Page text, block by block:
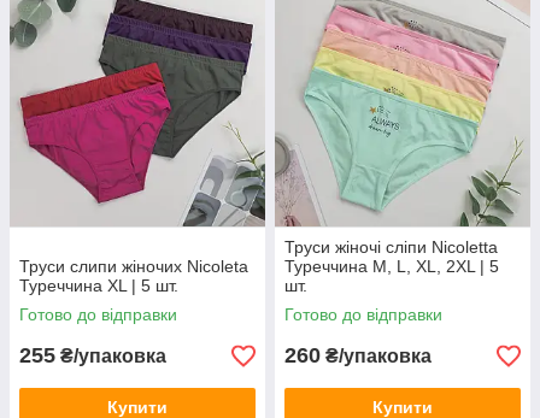
Труси слипи жіночих Nicoleta
Туреччина XL | 5 шт.
Готово до відправки
255 ₴/упаковка
Купити
Труси жіночі сліпи Nicoletta
Туреччина M, L, XL, 2XL | 5
шт.
Готово до відправки
260 ₴/упаковка
Купити